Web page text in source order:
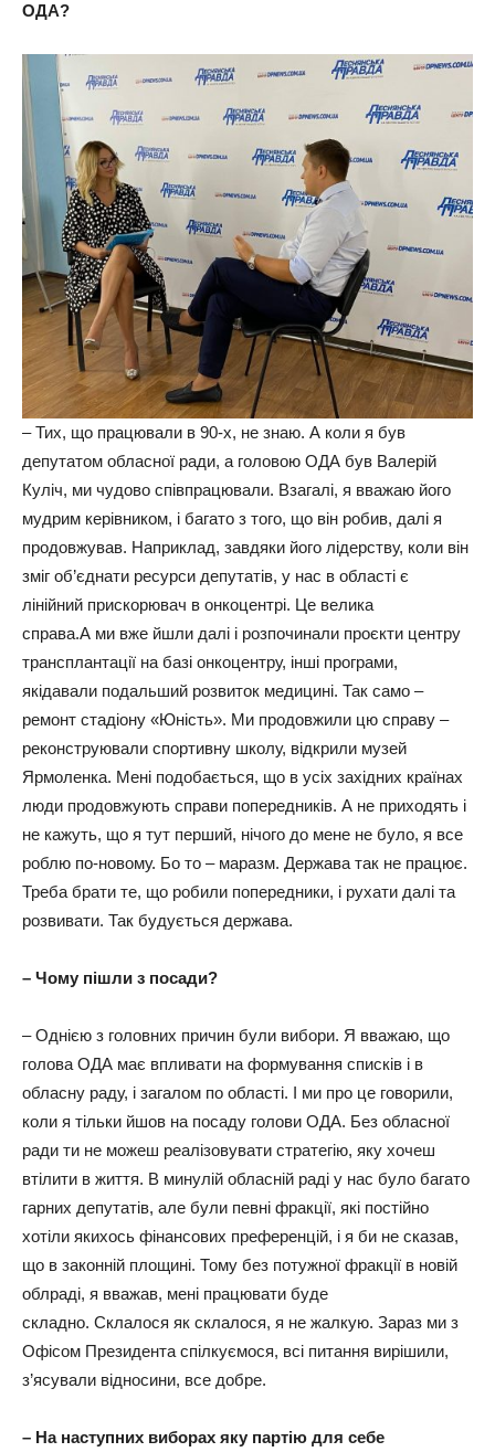
ОДА?
– Тих, що працювали в 90-х, не знаю. А коли я був
депутатом обласної ради, а головою ОДА був Валерій
Куліч, ми чудово співпрацювали. Взагалі, я вважаю його
мудрим керівником, і багато з того, що він робив, далі я
продовжував. Наприклад, завдяки його лідерству, коли він
зміг об’єднати ресурси депутатів, у нас в області є
лінійний прискорювач в онкоцентрі. Це велика
справа.А ми вже йшли далі і розпочинали проєкти центру
трансплантації на базі онкоцентру, інші програми,
якідавали подальший розвиток медицині. Так само –
ремонт стадіону «Юність». Ми продовжили цю справу –
реконструювали спортивну школу, відкрили музей
Ярмоленка. Мені подобається, що в усіх західних країнах
люди продовжують справи попередників. А не приходять і
не кажуть, що я тут перший, нічого до мене не було, я все
роблю по-новому. Бо то – маразм. Держава так не працює.
Треба брати те, що робили попередники, і рухати далі та
розвивати. Так будується держава.
– Чому пішли з посади?
– Однією з головних причин були вибори. Я вважаю, що
голова ОДА має впливати на формування списків і в
обласну раду, і загалом по області. І ми про це говорили,
коли я тільки йшов на посаду голови ОДА. Без обласної
ради ти не можеш реалізовувати стратегію, яку хочеш
втілити в життя. В минулій обласній раді у нас було багато
гарних депутатів, але були певні фракції, які постійно
хотіли якихось фінансових преференцій, і я би не сказав,
що в законній площині. Тому без потужної фракції в новій
облраді, я вважав, мені працювати буде
складно. Склалося як склалося, я не жалкую. Зараз ми з
Офісом Президента спілкуємося, всі питання вирішили,
з’ясували відносини, все добре.
– На наступних виборах яку партію для себе